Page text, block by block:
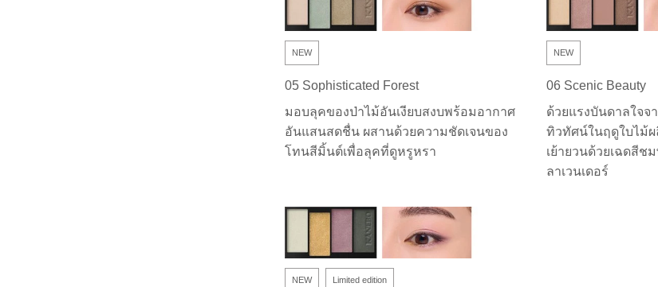
NEW
05 Sophisticated Forest
มอบลุคของป่าไม้อันเงียบสงบพร้อมอากาศ
อันแสนสดชื่น ผสานด้วยความชัดเจนของ
โทนสีมิ้นต์เพื่อลุคที่ดูหรูหรา
NEW
06 Scenic Beauty
ด้วยแรงบันดาลใจจ
ทิวทัศน์ในฤดูใบไม้
เย้ายวนด้วยเฉดสีช
ลาเวนเดอร์
NEW Limited edition